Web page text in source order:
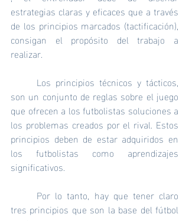
estrategias claras y eficaces que a través
de los principios marcados (tactificación),
consigan el propósito del trabajo a
realizar.
son un conjunto de reglas sobre el juego
que ofrecen a los futbolistas soluciones a
los problemas creados por el rival. Estos
principios deben de estar adquiridos en
los futbolistas como aprendizajes
significativos.
tres principios que son la base del fútbol